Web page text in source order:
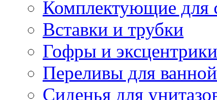
Комплектующие для
Вставки и трубки
Гофры и эксцентрики
Переливы для ванной
Сиденья для